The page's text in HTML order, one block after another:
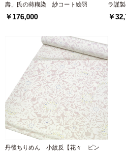
壽」氏の蒔糊染 紗コート絵羽
￥176,000
ラ謹
￥
丹後ちりめん 小紋反【花々 ピン